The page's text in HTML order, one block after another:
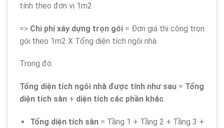
tính theo đơn vị 1m2
=> Chi phí xây dựng trọn gói = Đơn giá thi công trọn
gói theo 1m2 X Tổng diện tích ngôi nhà
Trong đó:
Tổng diện tích ngôi nhà được tính như sau = Tổng
diện tích sàn + diện tích các phần khác.
Tổng diện tích sàn= Tầng 1 + Tầng 2 + Tầng 3 +